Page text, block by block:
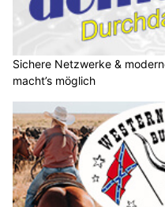
Sichere Netzwerke &
macht’s möglich
Western & Army-Shop